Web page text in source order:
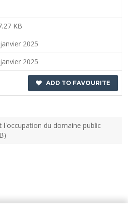
KB
2025
2025
ADD TO FAVOURITE
l'occupation du domaine public